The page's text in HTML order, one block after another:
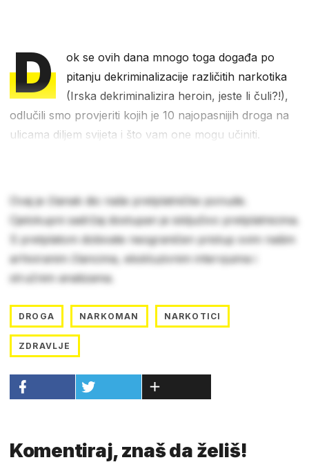
D
ok se ovih dana mnogo toga događa po
pitanju dekriminalizacije različitih narkotika
(Irska dekriminalizira heroin, jeste li čuli?!),
odlučili smo provjeriti kojih je 10 najopasnijih droga na
ulicama diljem svijeta i što vam one mogu učiniti.
Ovaj je članak dio naše pretplatničke ponude.
Cjelokupni sadržaj dostupan je isključivo pretplatnicima.
S pretplatom dobivate neograničen pristup svim našim
arhiviranim člancima, ekskluzivnim intervjuima i
stručnim analizama.
DROGA NARKOMAN NARKOTICI
ZDRAVLJE
Komentiraj, znaš da želiš!